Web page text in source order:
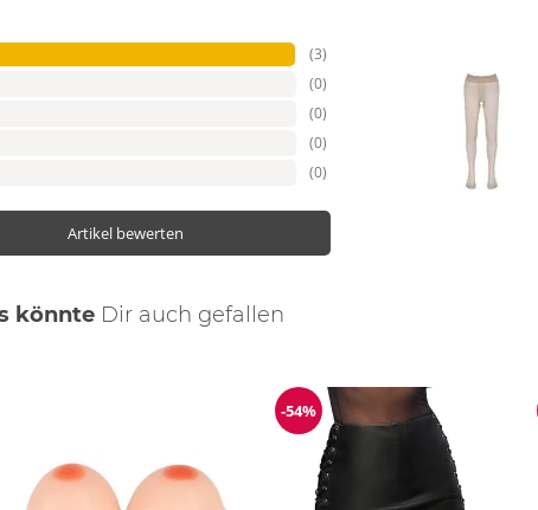
(3)
(0)
(0)
(0)
(0)
Artikel bewerten
könnte Dir auch gefallen
Reduzierung
-54%